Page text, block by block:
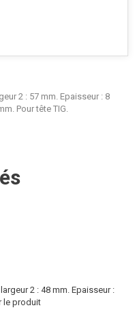
2 : 57 mm. Epaisseur : 8
Pour tête TIG.
2 : 48 mm. Epaisseur :
le produit